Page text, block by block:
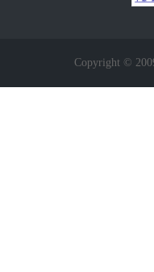
Copyright ©